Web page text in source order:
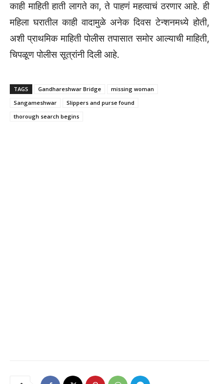
काही माहिती हाती लागते का, ते पाहणं महत्वाचं ठरणार आहे. ही
महिला घरातील काही वादामुळे अनेक दिवस टेन्शनमध्ये होती,
अशी प्राथमिक माहिती पोलीस तपासात समोर आल्याची माहिती,
चिपळूण पोलीस सूत्रांनी दिली आहे.
TAGS Gandhareshwar Bridge
missing woman
Sangameshwar
Slippers and purse found
thorough search begins